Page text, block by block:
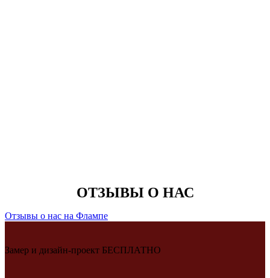
ОТЗЫВЫ О НАС
Отзывы о нас на Флампе
Замер и дизайн-проект БЕСПЛАТНО